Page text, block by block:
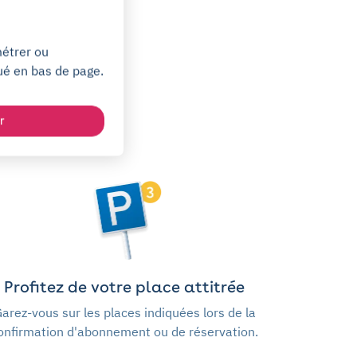
Profitez de votre place attitrée
vous sur les places indiquées lors de la
d'abonnement ou de réservation.
ou
en bas de page.